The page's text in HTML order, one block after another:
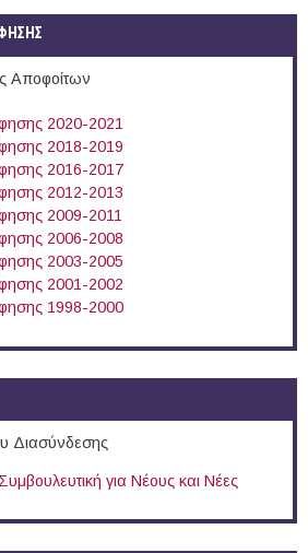
Αποφοίτων
2020-2021
2018-2019
2016-2017
2012-2013
2009-2011
2006-2008
2003-2005
2001-2002
1998-2000
Διασύνδεσης
για Νέους και Νέες